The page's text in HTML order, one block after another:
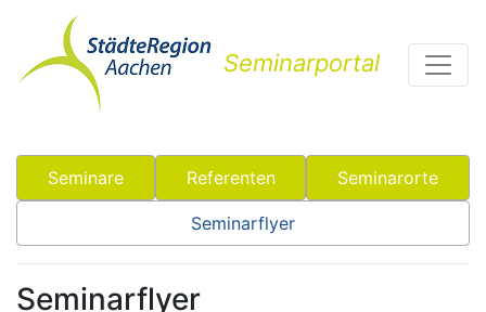
Seminarportal
Seminare Referenten Seminarorte
Seminarflyer
Seminarflyer